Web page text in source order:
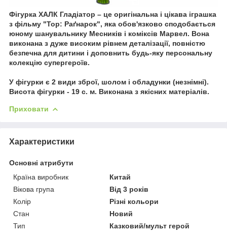
Фігурка ХАЛК Гладіатор – це оригінальна і цікава іграшка
з фільму "Тор: Раґнарок", яка обов'язково сподобається
юному шанувальнику Месників і коміксів Марвел. Вона
виконана з дуже високим рівнем деталізації, повністю
безпечна для дитини і доповнить будь-яку персональну
колекцію супергероїв.
У фігурки є 2 види зброї, шолом і обладунки (незнімні).
Висота фігурки - 19 с. м. Виконана з якісних матеріалів.
Приховати
Характеристики
Основні атрибути
Країна виробник
Китай
Вікова група
Від 3 років
Колір
Різні кольори
Стан
Новий
Тип
Казковий/мульт герой